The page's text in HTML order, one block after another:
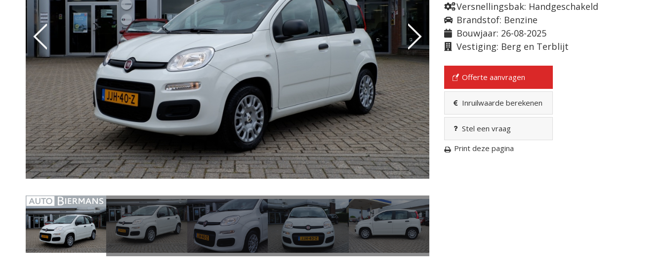
Versnellingsbak: Handgeschakeld
Brandstof: Benzine
Bouwjaar: 26-08-2025
Vestiging: Berg en Terblijt
Offerte aanvragen
Inruilwaarde berekenen
Stel een vraag
Print deze pagina